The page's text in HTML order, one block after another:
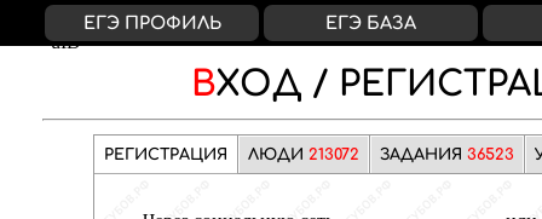
ВХОД /
РЕГИСТРАЦИЯ ЛЮДИ 213072 ЗАДАНИЯ 36523
ВКонтакте
Яндекс
Google
Facebook
uCoz
uID
ЕГЭ ПРОФИЛЬ ЕГЭ БАЗА